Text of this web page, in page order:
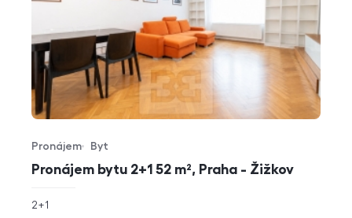
Pronájem bytu 2+1 52 m², Praha - Žižkov
Typ nabídky
Pronájem
Typ nemovitosti
Byt
rozměry
2+1